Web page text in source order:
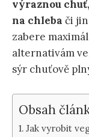
výraznou
na chleba či
zabere
alternativám
sýr chuťově
Obsah
Jak vyrobit